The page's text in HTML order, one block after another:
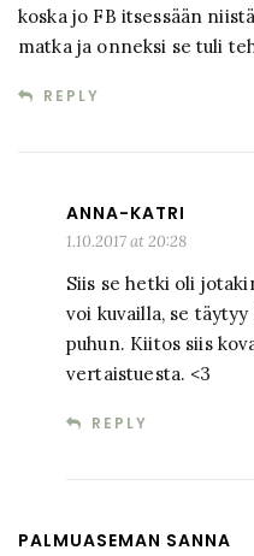
koska jo FB itsessään
matka ja onneksi se tuli
REPLY
ANNA-KATRI
1.10.2017 at 20:28
Siis se hetki oli
voi kuvailla, se
puhun. Kiitos siis
vertaistuesta. <3
REPLY
PALMUASEMAN SANNA